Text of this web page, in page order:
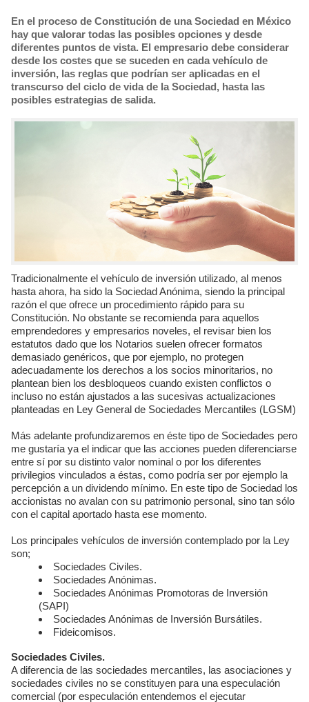
En el proceso de Constitución de una Sociedad en México
hay que valorar todas las posibles opciones y desde
diferentes puntos de vista. El empresario debe considerar
desde los costes que se suceden en cada vehículo de
inversión, las reglas que podrían ser aplicadas en el
transcurso del ciclo de vida de la Sociedad, hasta las
posibles estrategias de salida.
Tradicionalmente el vehículo de inversión utilizado, al menos
hasta ahora, ha sido la Sociedad Anónima, siendo la principal
razón el que ofrece un procedimiento rápido para su
Constitución. No obstante se recomienda para aquellos
emprendedores y empresarios noveles, el revisar bien los
estatutos dado que los Notarios suelen ofrecer formatos
demasiado genéricos, que por ejemplo, no protegen
adecuadamente los derechos a los socios minoritarios, no
plantean bien los desbloqueos cuando existen conflictos o
incluso no están ajustados a las sucesivas actualizaciones
planteadas en Ley General de Sociedades Mercantiles (LGSM)
Más adelante profundizaremos en éste tipo de Sociedades pero
me gustaría ya el indicar que las acciones pueden diferenciarse
entre sí por su distinto valor nominal o por los diferentes
privilegios vinculados a éstas, como podría ser por ejemplo la
percepción a un dividendo mínimo. En este tipo de Sociedad los
accionistas no avalan con su patrimonio personal, sino tan sólo
con el capital aportado hasta ese momento.
Los principales vehículos de inversión contemplado por la Ley
son;
Sociedades Civiles.
Sociedades Anónimas.
Sociedades Anónimas Promotoras de Inversión
(SAPI)
Sociedades Anónimas de Inversión Bursátiles.
Fideicomisos.
Sociedades Civiles.
A diferencia de las sociedades mercantiles, las asociaciones y
sociedades civiles no se constituyen para una especulación
comercial (por especulación entendemos el ejecutar